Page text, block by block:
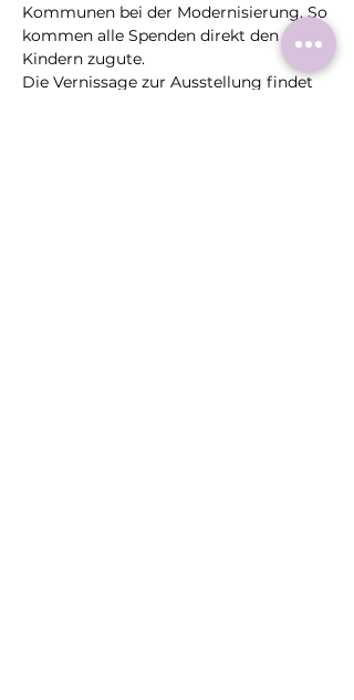
Kommunen bei der Modernisierung. So
kommen alle Spenden direkt den
Kindern zugute.
Die Vernissage zur Ausstellung findet